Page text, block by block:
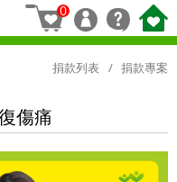
0
捐款列表 捐款專案
傷痛